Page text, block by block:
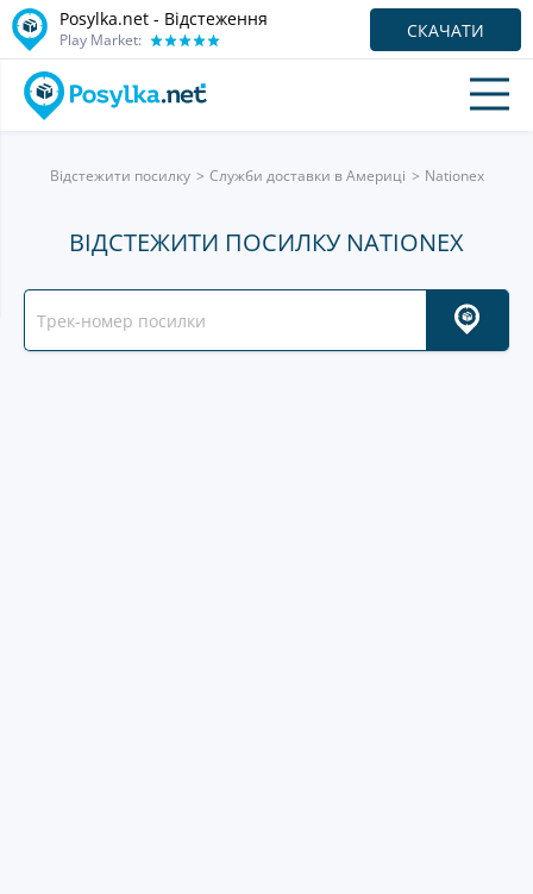
Posylka.net - Відстеження
Play Market: СКАЧАТИ
Відстежити посилку Служби доставки в Америці Nationex
ВІДСТЕЖИТИ ПОСИЛКУ NATIONEX